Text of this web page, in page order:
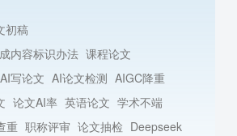
初稿
内容标识办法 课程论文
AI写论文 AI论文检测 AIGC降重
论文AI率 英语论文 学术不端
重 职称评审 论文抽检 Deepseek